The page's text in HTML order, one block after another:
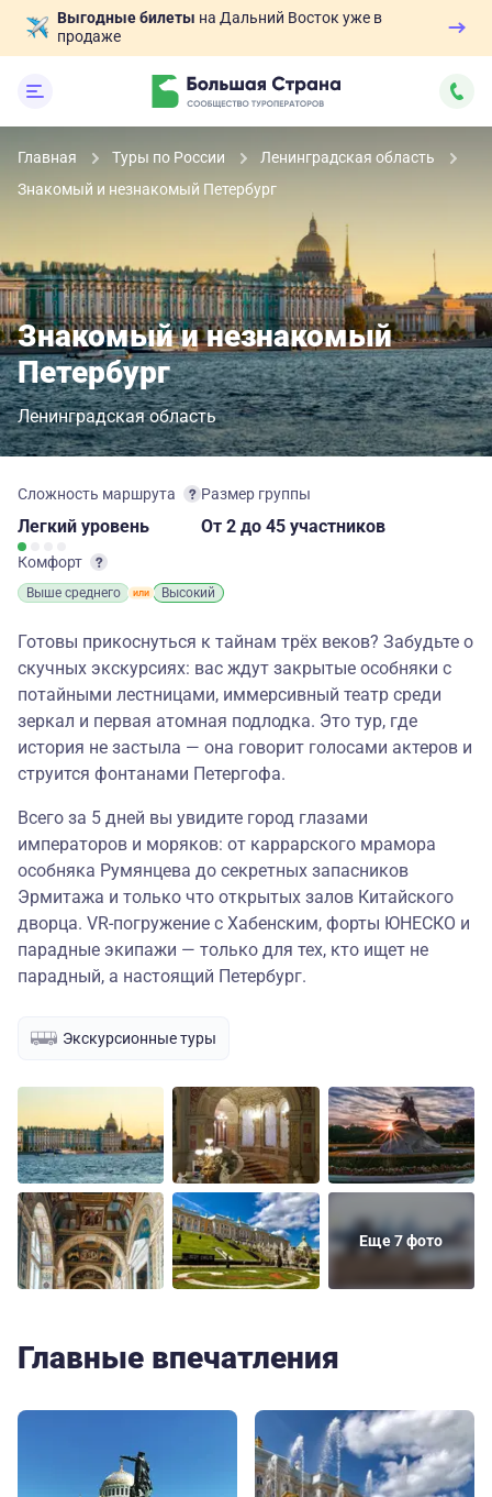
Выгодные билеты на Дальний Восток уже в
продаже
Главная Туры по России
Ленинградская область
Знакомый и незнакомый Петербург
Знакомый и незнакомый
Петербург
Ленинградская область
Сложность маршрута
Легкий уровень
Комфорт
Выше среднего Высокий
Размер группы
От 2 до 45 участников
Готовы прикоснуться к тайнам трёх веков? Забудьте о
скучных экскурсиях: вас ждут закрытые особняки с
потайными лестницами, иммерсивный театр среди
зеркал и первая атомная подлодка. Это тур, где
история не застыла — она говорит голосами актеров и
струится фонтанами Петергофа.
Всего за 5 дней вы увидите город глазами
императоров и моряков: от каррарского мрамора
особняка Румянцева до секретных запасников
Эрмитажа и только что открытых залов Китайского
дворца. VR-погружение с Хабенским, форты ЮНЕСКО и
парадные экипажи — только для тех, кто ищет не
парадный, а настоящий Петербург.
Экскурсионные туры
Еще 7 фото
Главные впечатления